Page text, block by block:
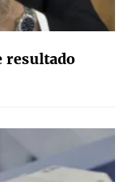
resultado